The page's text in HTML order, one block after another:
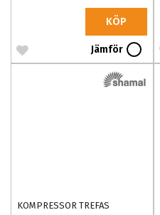
KÖP
Jämför
KOMPRESSOR TREFAS